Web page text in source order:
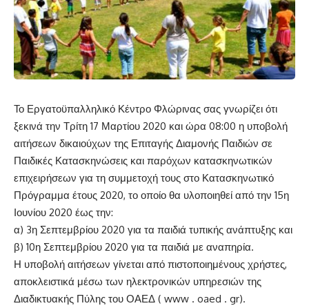
Το Εργατοϋπαλληλικό Κέντρο Φλώρινας σας γνωρίζει ότι
ξεκινά την Τρίτη 17 Μαρτίου 2020 και ώρα 08:00 η υποβολή
αιτήσεων δικαιούχων της Επιταγής Διαμονής Παιδιών σε
Παιδικές Κατασκηνώσεις και παρόχων κατασκηνωτικών
επιχειρήσεων για τη συμμετοχή τους στο Κατασκηνωτικό
Πρόγραμμα έτους 2020, το οποίο θα υλοποιηθεί από την 15η
Ιουνίου 2020 έως την:
α) 3η Σεπτεμβρίου 2020 για τα παιδιά τυπικής ανάπτυξης και
β) 10η Σεπτεμβρίου 2020 για τα παιδιά με αναπηρία.
Η υποβολή αιτήσεων γίνεται από πιστοποιημένους χρήστες,
αποκλειστικά μέσω των ηλεκτρονικών υπηρεσιών της
Διαδικτυακής Πύλης του ΟΑΕΔ ( www . oaed . gr).